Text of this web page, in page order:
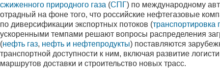
сжиженного природного газа (СПГ) по международному
отрадный на фоне того, что российские нефтегазовые
по диверсификации экспортных потоков (транспортировка
ускоренными темпами решают вопросы распределения
(нефть газ, нефть и нефтепродукты) поставляются
транспортной доступности к ним, включая развитие
маршрутов доставки и строительство новых трасс.